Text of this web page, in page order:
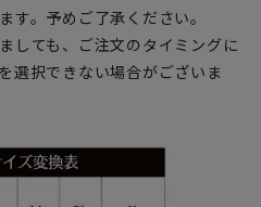
す。予めご了承ください。
しても、ご注文のタイミングに
選択できない場合がございま